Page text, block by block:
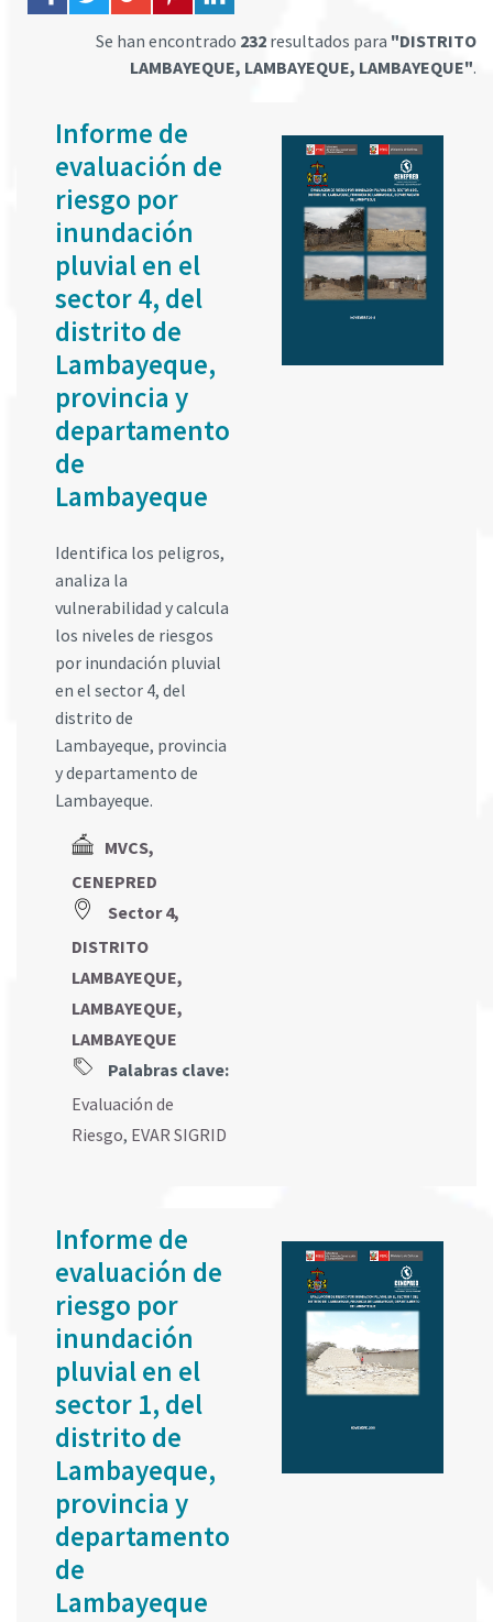
Se han encontrado 232 resultados para "DISTRITO
LAMBAYEQUE, LAMBAYEQUE, LAMBAYEQUE".
Informe de
evaluación de
riesgo por
inundación
pluvial en el
sector 4, del
distrito de
Lambayeque,
provincia y
departamento
de
Lambayeque
Identifica los peligros,
analiza la
vulnerabilidad y calcula
los niveles de riesgos
por inundación pluvial
en el sector 4, del
distrito de
Lambayeque, provincia
y departamento de
Lambayeque.
MVCS,
CENEPRED
Sector 4,
DISTRITO
LAMBAYEQUE,
LAMBAYEQUE,
LAMBAYEQUE
Palabras clave:
Evaluación de
Riesgo, EVAR SIGRID
Informe de
evaluación de
riesgo por
inundación
pluvial en el
sector 1, del
distrito de
Lambayeque,
provincia y
departamento
de
Lambayeque